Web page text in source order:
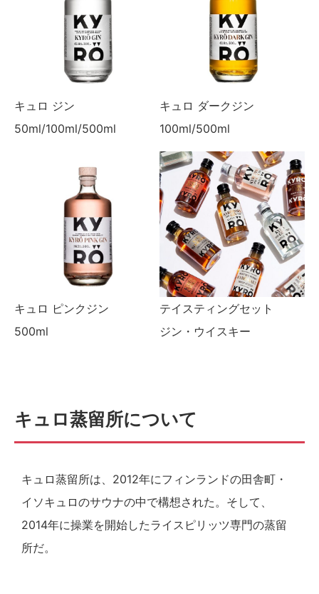
キュロ ジン
50ml/100ml/500ml
キュロ ダークジン
100ml/500ml
キュロ ピンクジン
500ml
テイスティングセット
ジン・ウイスキー
キュロ蒸留所について
キュロ蒸留所は、2012年にフィンランドの田舎町・
イソキュロのサウナの中で構想された。そして、
2014年に操業を開始したライスピリッツ専門の蒸留
所だ。